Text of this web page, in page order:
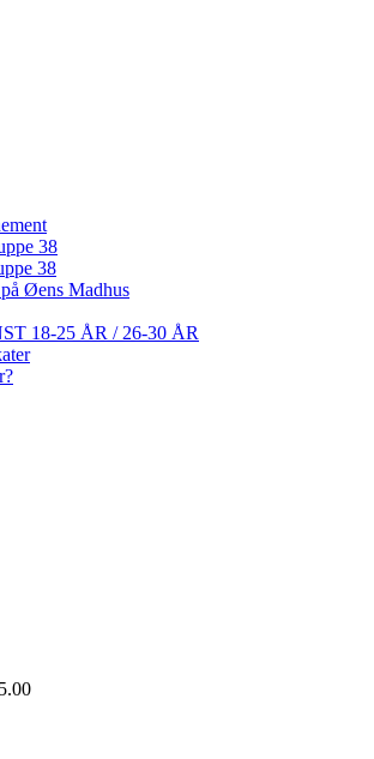
38
38
Øens Madhus
18-25 ÅR / 26-30 ÅR